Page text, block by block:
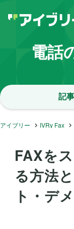
電話
記
アイブリー IVRy Fax
FAXを
る方法
ト・デ